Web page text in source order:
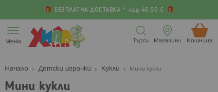
БЕЗПЛАТНА ДОСТАВКА * над 45.50 €
към
съдържанието
Меню Кошница (
Магазини
Търси
Начало Детски играчки Кукли Мини кукли
Мини кукли